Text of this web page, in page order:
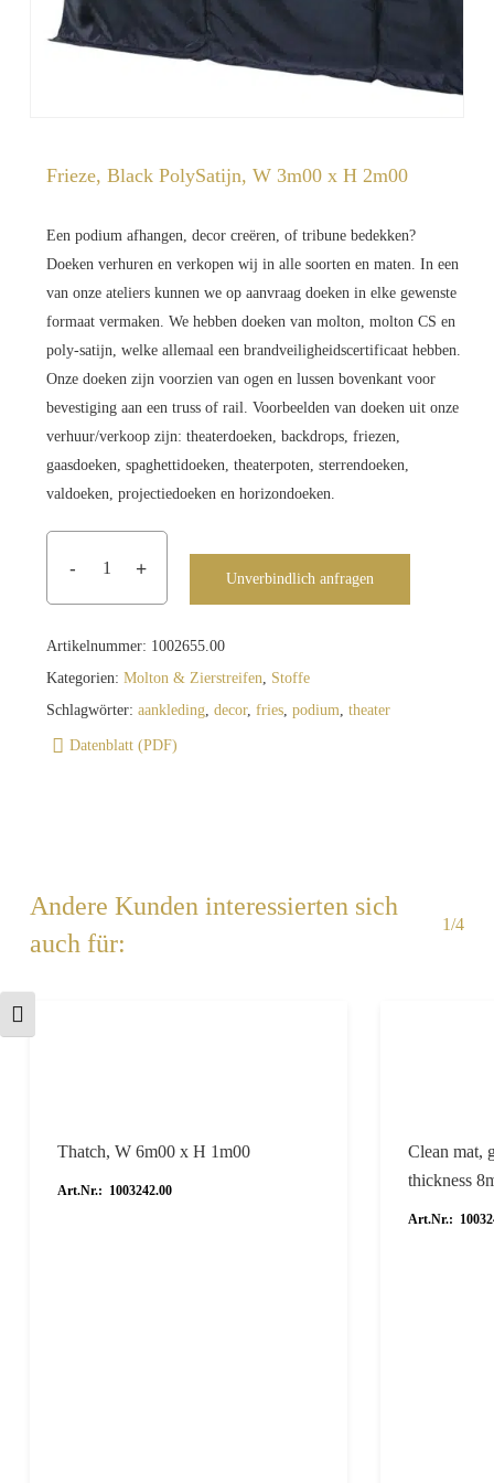
Schrift vergrößern
Frieze, Black PolySatijn, W 3m00 x H 2m00
Een podium afhangen, decor creëren, of tribune bedekken?
Doeken verhuren en verkopen wij in alle soorten en maten. In een
van onze ateliers kunnen we op aanvraag doeken in elke gewenste
formaat vermaken. We hebben doeken van molton, molton CS en
poly-satijn, welke allemaal een brandveiligheidscertificaat hebben.
Onze doeken zijn voorzien van ogen en lussen bovenkant voor
bevestiging aan een truss of rail. Voorbeelden van doeken uit onze
verhuur/verkoop zijn: theaterdoeken, backdrops, friezen,
gaasdoeken, spaghettidoeken, theaterpoten, sterrendoeken,
valdoeken, projectiedoeken en horizondoeken.
Unverbindlich anfragen
Artikelnummer: 1002655.00
Kategorien: Molton & Zierstreifen, Stoffe
Schlagwörter: aankleding, decor, fries, podium, theater
Datenblatt (PDF)
Andere Kunden interessierten sich
auch für:
1/4
Thatch, W 6m00 x H 1m00
Art.Nr.: 1003242.00
Clean mat,
thickness
Art.Nr.: